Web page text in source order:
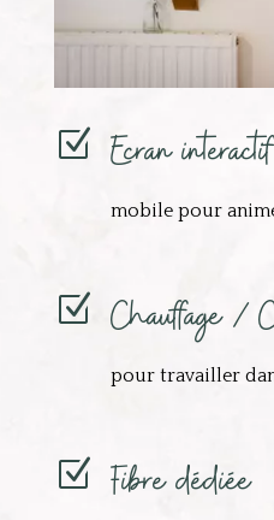
Z Ecran interactif
mobile pour
Z Chauffage /
pour travailler
Z Fibre dédiée